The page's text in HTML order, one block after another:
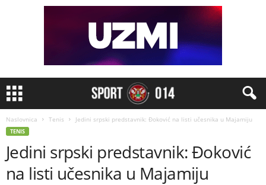
Naslovnica Tenis Jedini srpski predstavnik: Đoković na listi učesnika u Majamiju
TENIS
Jedini srpski predstavnik: Đoković
na listi učesnika u Majamiju